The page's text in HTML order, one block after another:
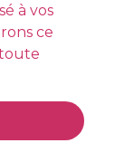
à vos
ce